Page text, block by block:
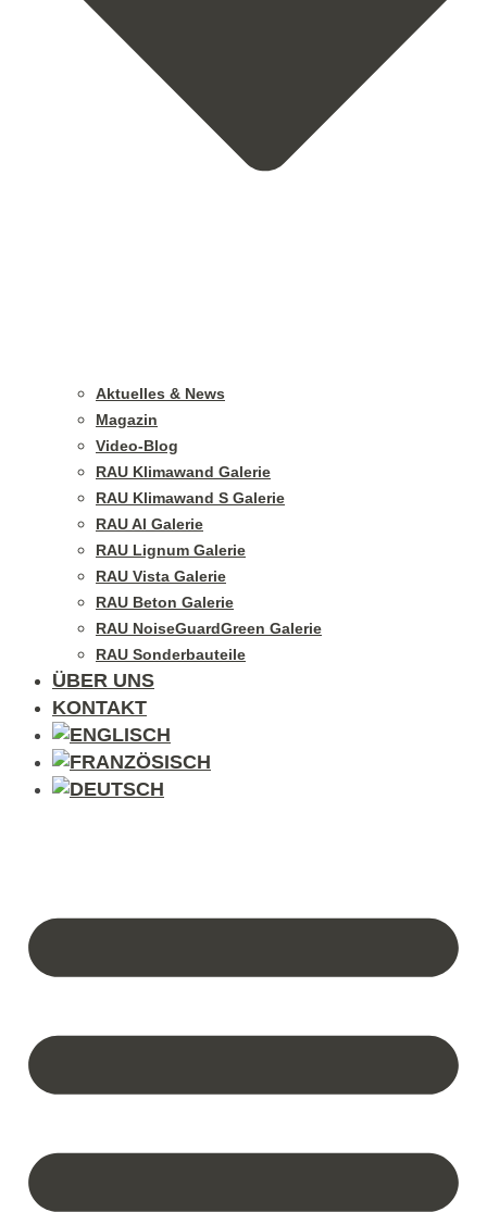
Aktuelles & News
Magazin
Video-Blog
RAU Klimawand Galerie
RAU Klimawand S Galerie
RAU Al Galerie
RAU Lignum Galerie
RAU Vista Galerie
RAU Beton Galerie
RAU NoiseGuardGreen Galerie
RAU Sonderbauteile
ÜBER UNS
KONTAKT